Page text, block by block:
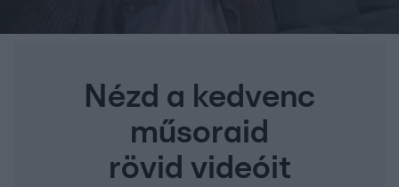
Nézd a kedvenc
műsoraid
rövid videóit